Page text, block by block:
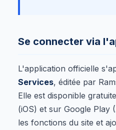
Se connecter via
L'application officielle
Services, éditée par
Elle est disponible
(iOS) et sur Google Play
les fonctions du site et